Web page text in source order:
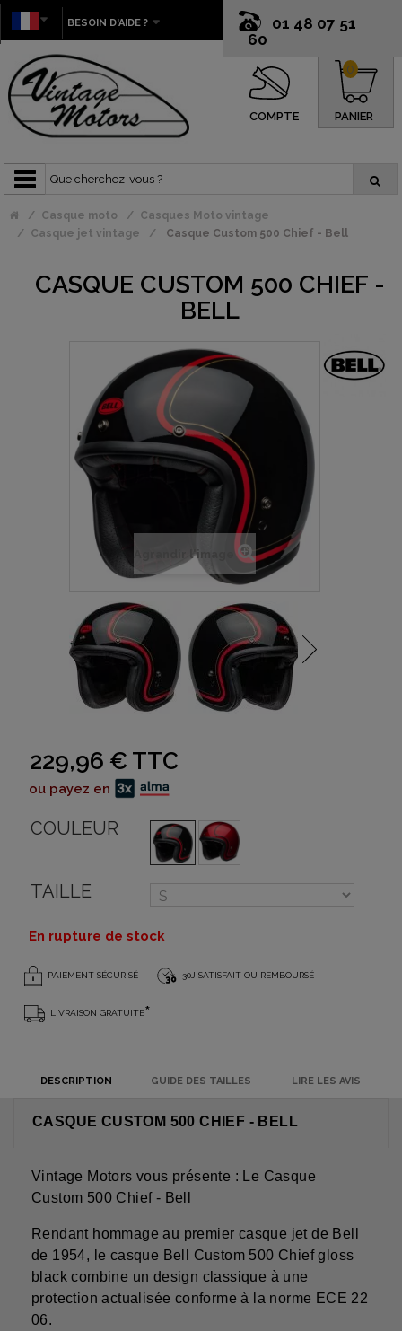
01 48 07 51
60
BESOIN D'AIDE ?
COMPTE PANIER
0
Casque moto
Casques Moto vintage
Casque jet vintage
Casque Custom 500 Chief - Bell
CASQUE CUSTOM 500 CHIEF -
BELL
Agrandir l'image
229,96 € TTC
ou payez en
COULEUR
TAILLE
En rupture de stock
PAIEMENT SÉCURISÉ 30J SATISFAIT OU REMBOURSÉ
LIVRAISON GRATUITE*
DESCRIPTION GUIDE DES TAILLES LIRE LES AVIS
CASQUE CUSTOM 500 CHIEF - BELL
Vintage Motors vous présente : Le Casque
Custom 500 Chief - Bell
Rendant hommage au premier casque jet de Bell
de 1954, le casque Bell Custom 500 Chief gloss
black combine un design classique à une
protection actualisée conforme à la norme ECE 22
06.